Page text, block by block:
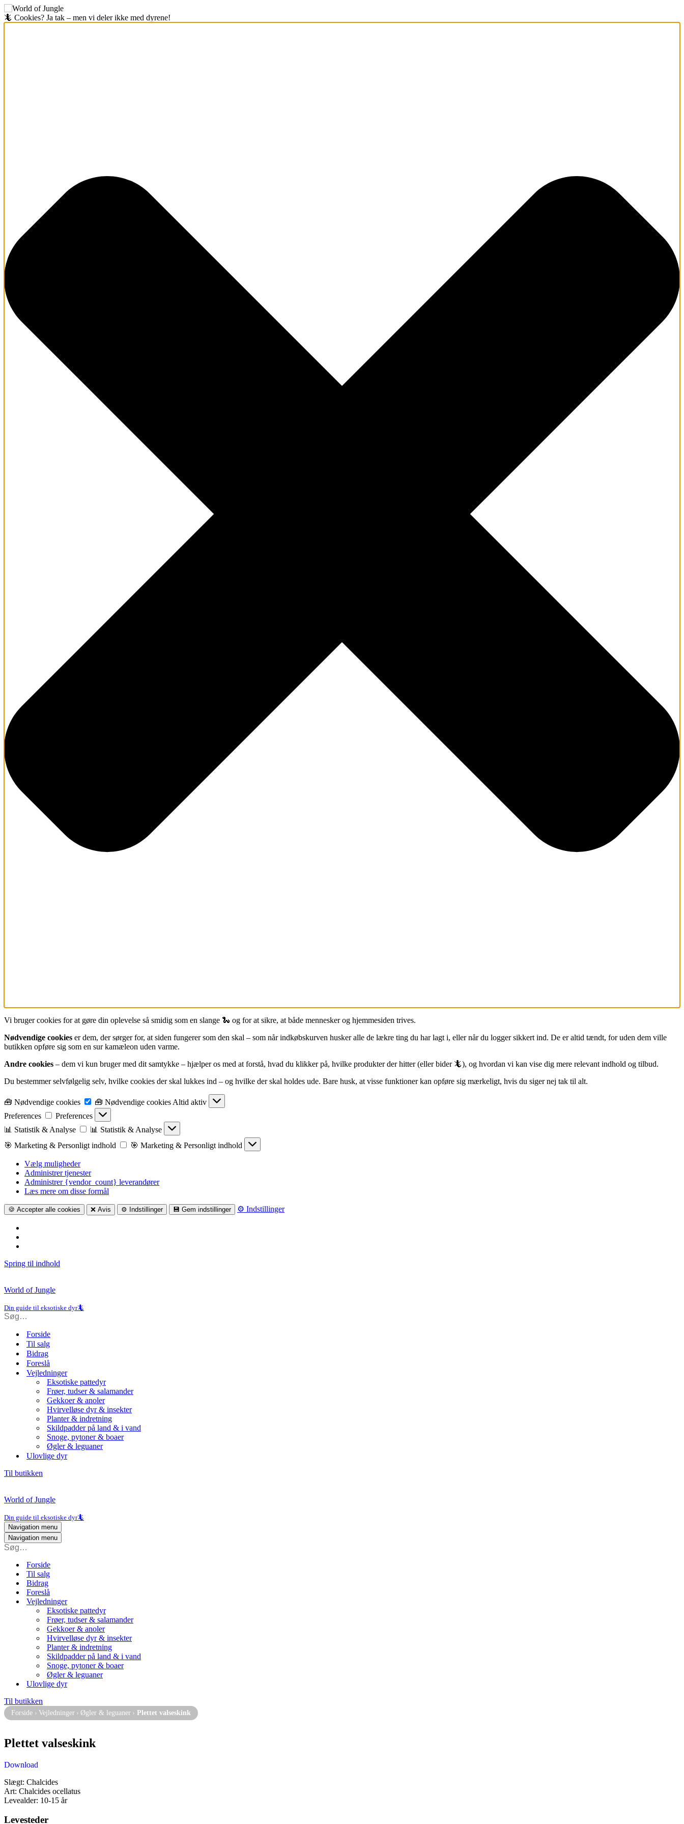
🦎 Cookies? Ja tak – men vi deler ikke med dyrene!
Vi bruger cookies for at gøre din oplevelse så smidig som en slange 🐍 og for at sikre, at både mennesker og hjemmesiden trives.
Nødvendige cookies er dem, der sørger for, at siden fungerer som den skal – som når indkøbskurven husker alle de lækre ting du har lagt i, eller når du logger sikkert ind. De er altid tændt, for uden dem ville
butikken opføre sig som en sur kamæleon uden varme.
Andre cookies – dem vi kun bruger med dit samtykke – hjælper os med at forstå, hvad du klikker på, hvilke produkter der hitter (eller bider 🦎), og hvordan vi kan vise dig mere relevant indhold og tilbud.
Du bestemmer selvfølgelig selv, hvilke cookies der skal lukkes ind – og hvilke der skal holdes ude. Bare husk, at visse funktioner kan opføre sig mærkeligt, hvis du siger nej tak til alt.
🧰 Nødvendige cookies 🧰 Nødvendige cookies Altid aktiv
Preferences
Preferences
📊 Statistik & Analyse
📊 Statistik & Analyse
🎯 Marketing & Personligt indhold
🎯 Marketing & Personligt indhold
Vælg muligheder
Administrer tjenester
Administrer {vendor_count} leverandører
Læs mere om disse formål
🍪 Accepter alle cookies ❌ Avis ⚙️ Indstillinger 💾 Gem indstillinger ⚙️ Indstillinger
Spring til indhold
World of Jungle
Din guide til eksotiske dyr🦎
Forside
Til salg
Bidrag
Foreslå
Vejledninger
Eksotiske pattedyr
Frøer, tudser & salamander
Gekkoer & anoler
Hvirvelløse dyr & insekter
Planter & indretning
Skildpadder på land & i vand
Snoge, pytoner & boaer
Øgler & leguaner
Ulovlige dyr
Til butikken
World of Jungle
Din guide til eksotiske dyr🦎
Navigation menu
Navigation menu
Forside
Til salg
Bidrag
Foreslå
Vejledninger
Eksotiske pattedyr
Frøer, tudser & salamander
Gekkoer & anoler
Hvirvelløse dyr & insekter
Planter & indretning
Skildpadder på land & i vand
Snoge, pytoner & boaer
Øgler & leguaner
Ulovlige dyr
Til butikken
Forside › Vejledninger › Øgler & leguaner › Plettet valseskink
Plettet valseskink
Download
Slægt: Chalcides
Art: Chalcides ocellatus
Levealder: 10-15 år
Levesteder